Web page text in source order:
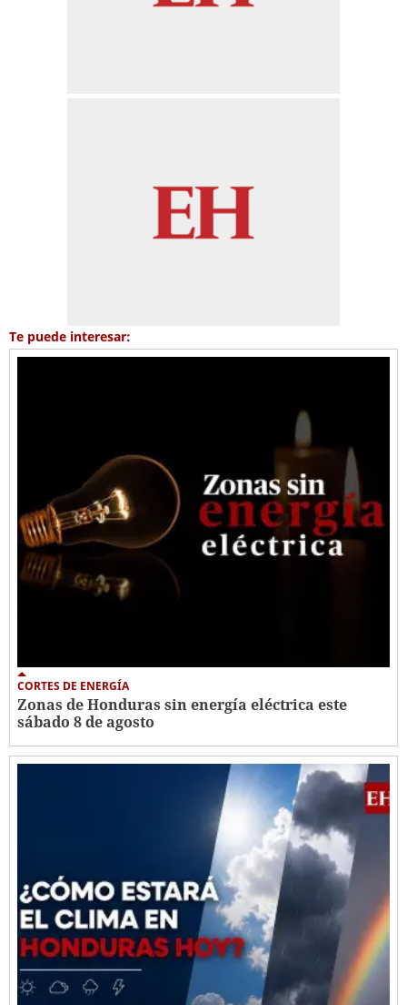
Te puede interesar:
CORTES DE ENERGÍA
Zonas de Honduras sin energía eléctrica este
sábado 8 de agosto